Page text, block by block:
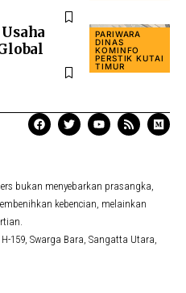
PARIWARA
DINAS
KOMINFO
PERSTIK KUTAI
TIMUR
bukan menyebarkan prasangka,
kebencian, melainkan
159, Swarga Bara, Sangatta Utara,